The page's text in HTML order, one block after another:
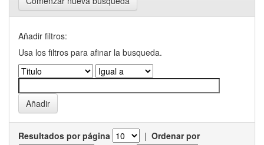
Añadir filtros:
Usa los filtros para afinar la busqueda.
Resultados por página | Ordenar por